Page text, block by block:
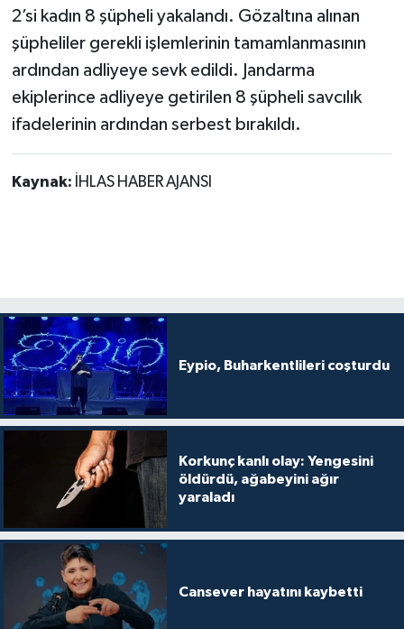
2’si kadın 8 şüpheli yakalandı. Gözaltına alınan
şüpheliler gerekli işlemlerinin tamamlanmasının
ardından adliyeye sevk edildi. Jandarma
ekiplerince adliyeye getirilen 8 şüpheli savcılık
ifadelerinin ardından serbest bırakıldı.
Kaynak: İHLAS HABER AJANSI
Eypio, Buharkentlileri coşturdu
Korkunç kanlı olay: Yengesini
öldürdü, ağabeyini ağır
yaraladı
Cansever hayatını kaybetti